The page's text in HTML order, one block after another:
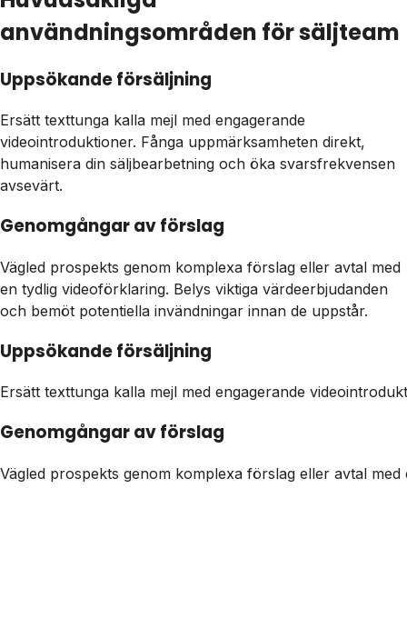
användningsområden för säljteam
Uppsökande försäljning
Ersätt texttunga kalla mejl med engagerande
videointroduktioner. Fånga uppmärksamheten direkt,
humanisera din säljbearbetning och öka svarsfrekvensen
avsevärt.
Genomgångar av förslag
Vägled prospekts genom komplexa förslag eller avtal med
en tydlig videoförklaring. Belys viktiga värdeerbjudanden
och bemöt potentiella invändningar innan de uppstår.
Uppsökande försäljning
Ersätt texttunga kalla mejl med engagerande
Genomgångar av förslag
Vägled prospekts genom komplexa förslag eller avtal